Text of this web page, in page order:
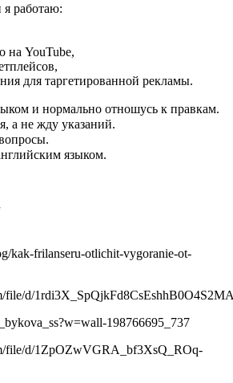
работаю:
на YouTube,
для таргетированной рекламы.
и ⁠нормально отношусь к правкам.
а не жду указаний.
языком.
kak-frilanseru-otlichit-vygoranie-ot-
file/d/
198766695_737
file/d/1ZpOZwVGRA_bf3XsQ_ROq-